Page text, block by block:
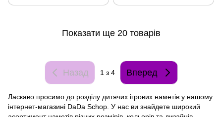
Ласкаво просимо до розділу дитячих ігрових наметів у нашому
інтернет-магазині DaDa Schop. У нас ви знайдете широкий
Показати ще 20 товарів
Назад 1 з 4 Вперед